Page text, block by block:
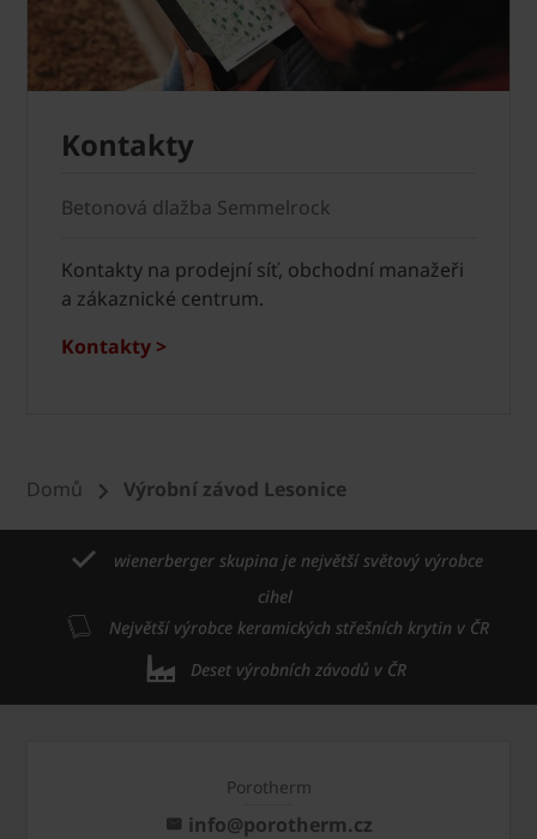
Kontakty
Betonová dlažba Semmelrock
Kontakty na prodejní síť, obchodní manažeři
a zákaznické centrum.
Kontakty >
Domů Výrobní závod Lesonice
wienerberger skupina je největší světový výrobce
cihel
Největší výrobce keramických střešních krytin v ČR
Deset výrobních závodů v ČR
Porotherm
info@porotherm.cz